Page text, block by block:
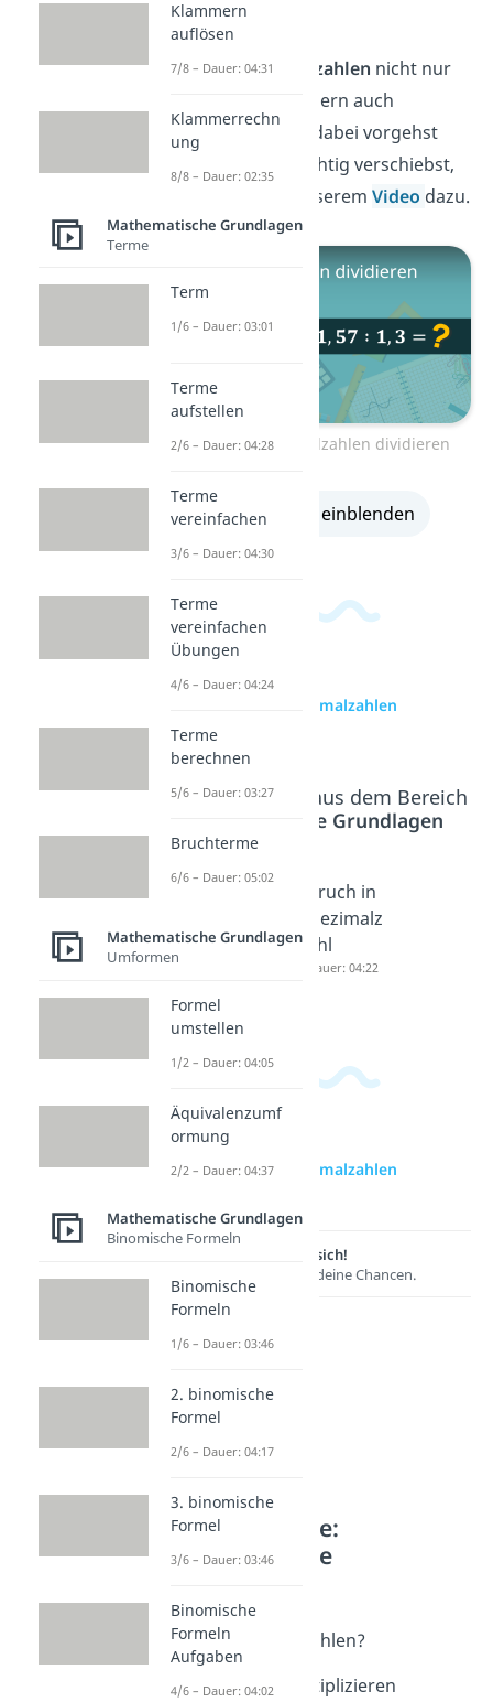
dividieren
Du kannstDezimalzahlen nicht nur
multiplizieren, sondern auch
dividieren . Wie du dabei vorgehst
und das Komma richtig verschiebst,
zeigen wir dir in unserem Video dazu.
Zum Video: Dezimalzahlen dividieren
alle Lösungen einblenden
zur Videoseite: Dezimalzahlen
multiplizieren
Beliebte Inhalte aus dem Bereich
Mathematische Grundlagen
Dezimalz
dividiere
n
Bruch
Bruch in
Dezimalz
ahl
Dauer: 04:22
zur Videoseite: Dezimalzahlen
Lernen lohnt sich!
Entdecke hier deine Chancen.
Weitere Inhalte:
Mathematische
Dezimalzahlen
Was sind Dezimalzahlen?
Dauer: 04:23
Dezimalzahlen multiplizieren
Klammern
auflösen
7/8 – Dauer: 04:31
Klammerrechn
ung
8/8 – Dauer: 02:35
Mathematische Grundlagen
Terme
Term
1/6 – Dauer: 03:01
Terme
aufstellen
2/6 – Dauer: 04:28
Terme
vereinfachen
3/6 – Dauer: 04:30
Terme
vereinfachen
Übungen
4/6 – Dauer: 04:24
Terme
berechnen
5/6 – Dauer: 03:27
Bruchterme
6/6 – Dauer: 05:02
Mathematische Grundlagen
Umformen
Formel
umstellen
1/2 – Dauer: 04:05
Äquivalenzumf
ormung
2/2 – Dauer: 04:37
Mathematische Grundlagen
Binomische Formeln
Binomische
Formeln
1/6 – Dauer: 03:46
2. binomische
Formel
2/6 – Dauer: 04:17
3. binomische
Formel
3/6 – Dauer: 03:46
Binomische
Formeln
Aufgaben
4/6 – Dauer: 04:02